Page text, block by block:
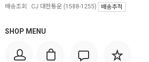
SHOP MENU
배송조회 : CJ 대한통운 (1588-1255)
배송추적